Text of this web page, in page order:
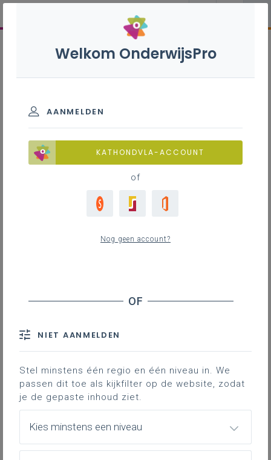
Welkom OnderwijsPro
AANMELDEN
KATHONDVLA-ACCOUNT
of
Nog geen account?
NIET AANMELDEN
Stel minstens één regio en één niveau in. We
passen dit toe als kijkfilter op de website, zodat
je de gepaste inhoud ziet.
Kies minstens een niveau